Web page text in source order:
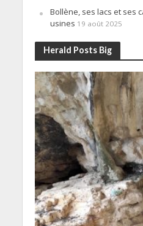
Bollène, ses lacs et ses
usines 19 août 2025
Herald Posts Big